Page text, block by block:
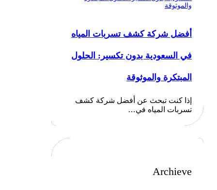
أفضل شركة كشف تسربات المياه
في السعودية بدون تكسير: الحلول
المبتكرة والموثوقة
إذا كنت تبحث عن أفضل شركة كشف
تسربات المياه في…
Archieve